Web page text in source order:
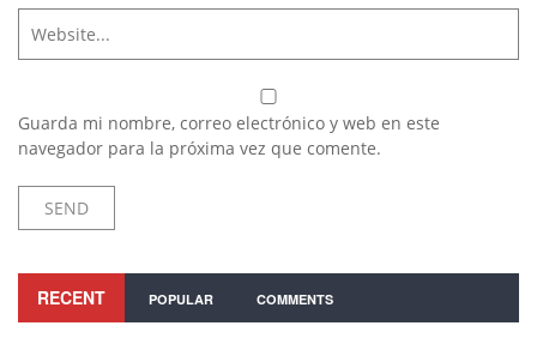
Guarda mi nombre, correo electrónico y web en este
navegador para la próxima vez que comente.
RECENT POPULAR COMMENTS